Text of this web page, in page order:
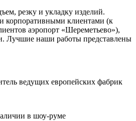
резку и укладку изделий.
корпоративными клиентами (к
аэропорт «Шереметьево»),
Лучшие наши работы представлены
ведущих европейских фабрик
в шоу-руме